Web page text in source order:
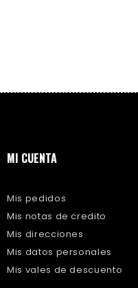
MI CUENTA
Mis pedidos
Mis notas de credito
Mis direcciones
Mis datos personales
Mis vales de descuento